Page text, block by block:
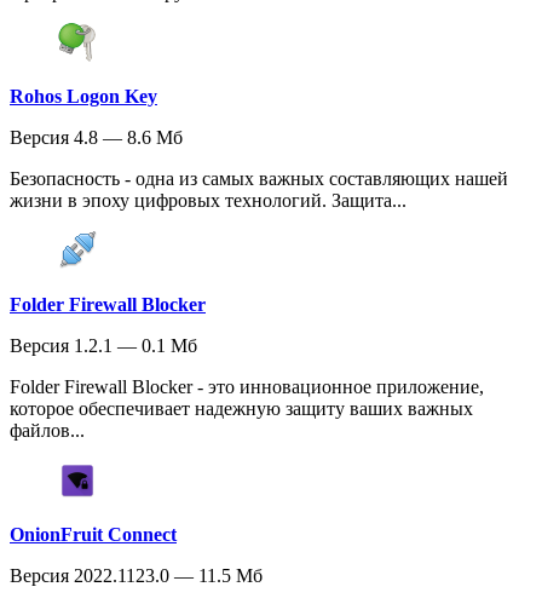
Rohos Logon Key
Версия 4.8 — 8.6 Мб
Безопасность - одна из самых важных составляющих нашей
жизни в эпоху цифровых технологий. Защита...
Folder Firewall Blocker
Версия 1.2.1 — 0.1 Мб
Folder Firewall Blocker - это инновационное приложение,
которое обеспечивает надежную защиту ваших важных
файлов...
OnionFruit Connect
Версия 2022.1123.0 — 11.5 Мб